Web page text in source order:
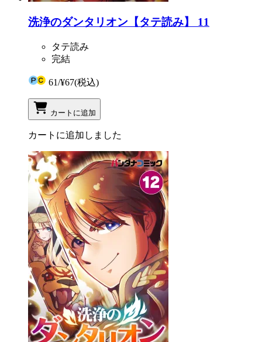
洗浄のダンタリオン【タテ読み】 11
タテ読み
完結
61/¥67(税込)
カートに追加
カートに追加しました